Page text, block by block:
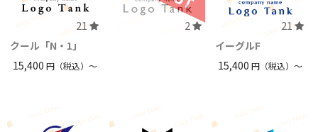
21
クール「N・1」
15,400 円（税込）〜
2 21
イーグルF
15,400 円（税込）〜